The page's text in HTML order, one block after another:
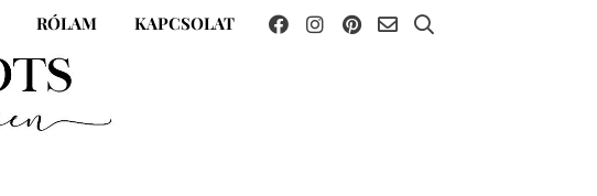
RÓLAM KAPCSOLAT